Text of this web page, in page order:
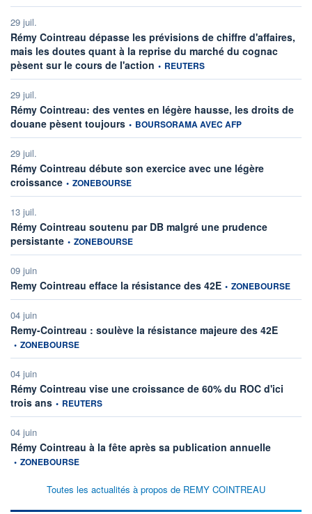
29 juil.
Rémy Cointreau dépasse les prévisions de chiffre d'affaires,
mais les doutes quant à la reprise du marché du cognac
pèsent sur le cours de l'action information fournie par
• REUTERS
29 juil.
Rémy Cointreau: des ventes en légère hausse, les droits de
douane pèsent toujours information fournie par
• BOURSORAMA AVEC AFP
29 juil.
Rémy Cointreau débute son exercice avec une légère
croissance information fournie par
• ZONEBOURSE
13 juil.
Rémy Cointreau soutenu par DB malgré une prudence
persistante information fournie par
• ZONEBOURSE
09 juin
Remy Cointreau efface la résistance des 42Einformation fournie par
• ZONEBOURSE
04 juin
Remy-Cointreau : soulève la résistance majeure des 42E
• ZONEBOURSE
04 juin
Rémy Cointreau vise une croissance de 60% du ROC d'ici
trois ans information fournie par
• REUTERS
04 juin
Rémy Cointreau à la fête après sa publication annuelle
• ZONEBOURSE
Toutes les actualités à propos de REMY COINTREAU